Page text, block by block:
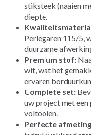
stiksteek (naaien
diepte.
Perlegaren 115/5,
duurzame
Premium stof:
wit, wat het
ervaren
Complete set:
uw project met
voltooien.
Perfecte